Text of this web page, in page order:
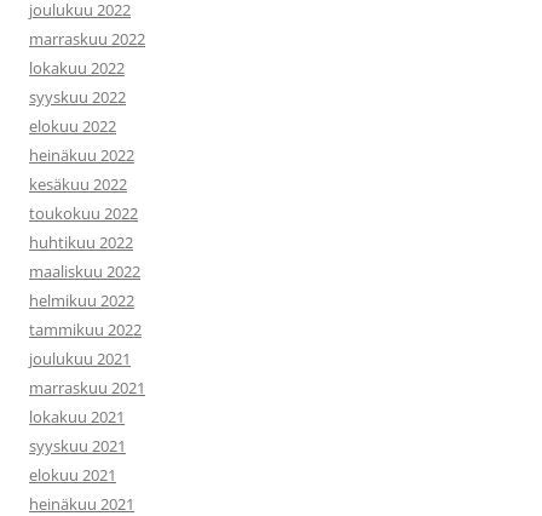
joulukuu 2022
marraskuu 2022
lokakuu 2022
syyskuu 2022
elokuu 2022
heinäkuu 2022
kesäkuu 2022
toukokuu 2022
huhtikuu 2022
maaliskuu 2022
helmikuu 2022
tammikuu 2022
joulukuu 2021
marraskuu 2021
lokakuu 2021
syyskuu 2021
elokuu 2021
heinäkuu 2021